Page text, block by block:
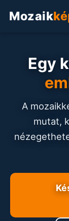
Mozaik
Egy
A
mutat,